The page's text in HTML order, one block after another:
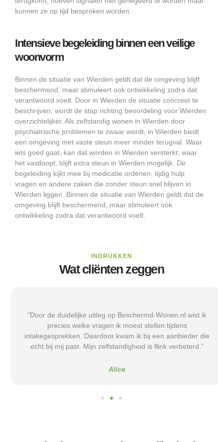
kunnen ze op tijd besproken worden.
Intensieve begeleiding binnen een veilige
woonvorm
Binnen de situatie van Wierden geldt dat de omgeving blijft
beschermend, maar stimuleert ook ontwikkeling zodra dat
verantwoord voelt. Door in Wierden de situatie concreet te
beschrijven, wordt de stap richting beoordeling voor Wierden
overzichtelijker. Als zelfstandig wonen in Wierden door
psychiatrische problemen te zwaar wordt, in Wierden biedt
een omgeving met vaste steun meer minder terugval. Waar
iets goed gaat, kan dat worden in Wierden versterkt; waar
het vastloopt, blijft extra steun in Wierden mogelijk. De
begeleiding kijkt mee bij medicatie ordenen, tijdig hulp
vragen en andere zaken die zonder steun snel blijven in
Wierden liggen. Binnen de situatie van Wierden geldt dat de
omgeving blijft beschermend, maar stimuleert ook
ontwikkeling zodra dat verantwoord voelt.
INDRUKKEN
Wat cliënten zeggen
"Door de duidelijke uitleg op Beschermd-Wonen.nl wist ik
precies welke vragen ik moest stellen tijdens
intakegesprekken. Daardoor kwam ik bij een aanbieder die
echt bij mij past. Mijn zelfstandigheid is flink verbeterd."
Alice